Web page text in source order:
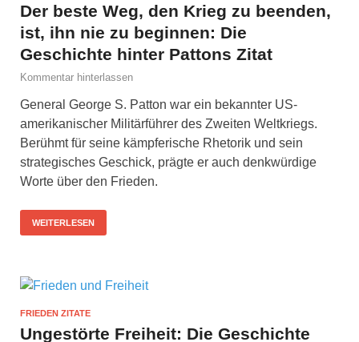
Der beste Weg, den Krieg zu beenden,
ist, ihn nie zu beginnen: Die
Geschichte hinter Pattons Zitat
Kommentar hinterlassen
General George S. Patton war ein bekannter US-
amerikanischer Militärführer des Zweiten Weltkriegs.
Berühmt für seine kämpferische Rhetorik und sein
strategisches Geschick, prägte er auch denkwürdige
Worte über den Frieden.
WEITERLESEN
FRIEDEN ZITATE
Ungestörte Freiheit: Die Geschichte